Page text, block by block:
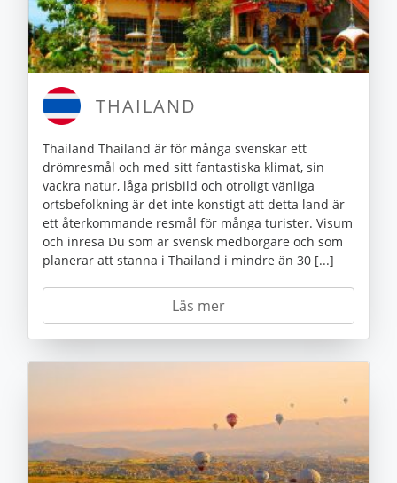
THAILAND
Thailand Thailand är för många svenskar ett
drömresmål och med sitt fantastiska klimat, sin
vackra natur, låga prisbild och otroligt vänliga
ortsbefolkning är det inte konstigt att detta land är
ett återkommande resmål för många turister. Visum
och inresa Du som är svensk medborgare och som
planerar att stanna i Thailand i mindre än 30 [...]
Läs mer